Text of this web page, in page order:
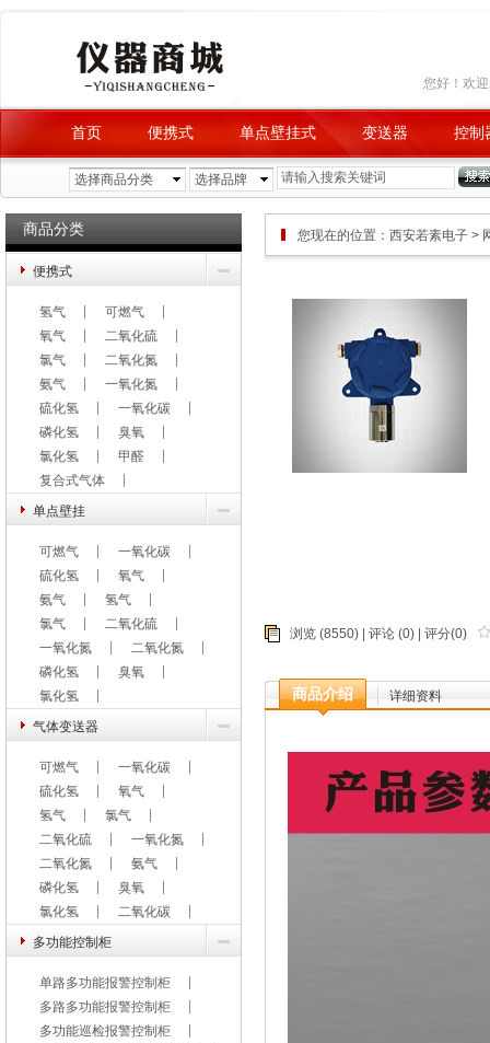
首页 便携式 单点壁挂式 变送器
控制
品牌查询
积分兑换
选择商品分类 选择品牌
您好！欢
商品分类
便携式
氢气
可燃气
氧气
二氧化硫
氯气
二氧化氮
氨气
一氧化氮
硫化氢
一氧化碳
磷化氢
臭氧
氯化氢
甲醛
复合式气体
单点壁挂
可燃气
一氧化碳
硫化氢
氧气
氨气
氢气
氯气
二氧化硫
一氧化氮
二氧化氮
磷化氢
臭氧
氯化氢
气体变送器
可燃气
一氧化碳
硫化氢
氧气
氢气
氯气
二氧化硫
一氧化氮
二氧化氮
氨气
磷化氢
臭氧
氯化氢
二氧化碳
多功能控制柜
单路多功能报警控制柜
多路多功能报警控制柜
多功能巡检报警控制柜
您现在的位置： 西安若素电子 >
浏览 (8550) | 评论 (0) | 评分(0)
商品介绍 详细资料